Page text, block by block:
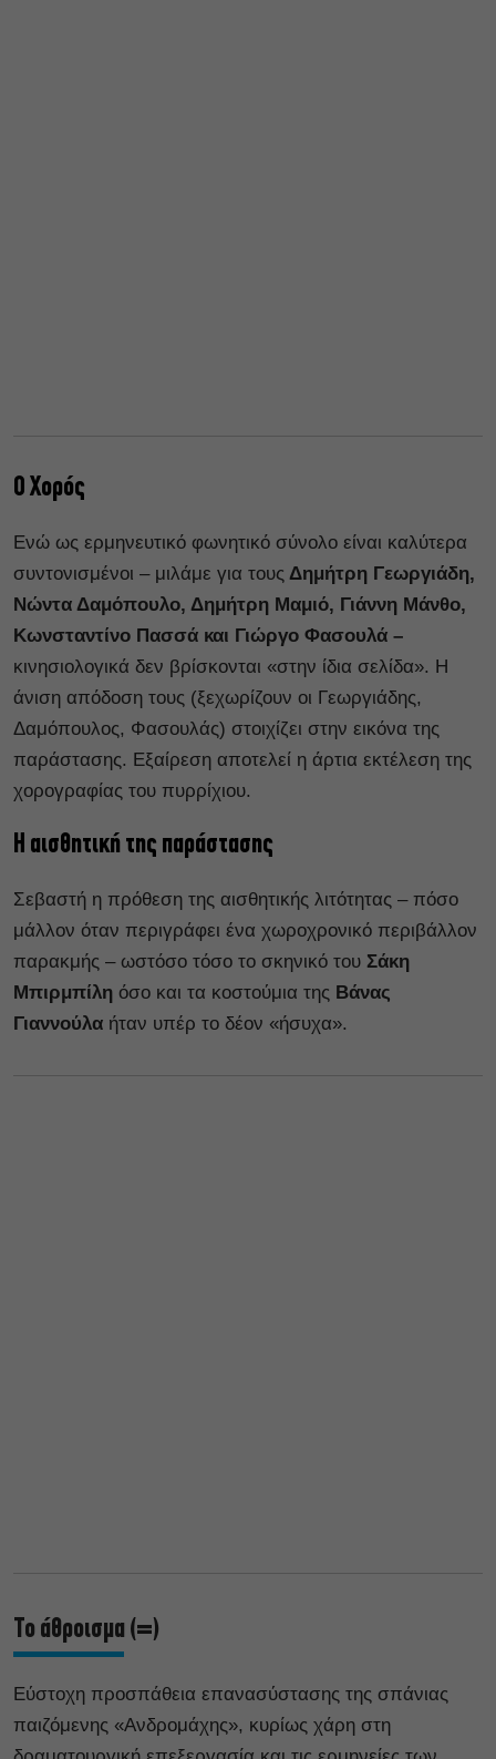
Ο Χορός
Ενώ ως ερμηνευτικό φωνητικό σύνολο είναι καλύτερα
συντονισμένοι – μιλάμε για τους Δημήτρη Γεωργιάδη,
Νώντα Δαμόπουλο, Δημήτρη Μαμιό, Γιάννη Μάνθο,
Κωνσταντίνο Πασσά και Γιώργο Φασουλά –
κινησιολογικά δεν βρίσκονται «στην ίδια σελίδα». Η
άνιση απόδοση τους (ξεχωρίζουν οι Γεωργιάδης,
Δαμόπουλος, Φασουλάς) στοιχίζει στην εικόνα της
παράστασης. Εξαίρεση αποτελεί η άρτια εκτέλεση της
χορογραφίας του πυρρίχιου.
Η αισθητική της παράστασης
Σεβαστή η πρόθεση της αισθητικής λιτότητας – πόσο
μάλλον όταν περιγράφει ένα χωροχρονικό περιβάλλον
παρακμής – ωστόσο τόσο το σκηνικό του Σάκη
Μπιρμπίλη όσο και τα κοστούμια της Βάνας
Γιαννούλα ήταν υπέρ το δέον «ήσυχα».
Το άθροισμα (=)
Εύστοχη προσπάθεια επανασύστασης της σπάνιας
παιζόμενης «Ανδρομάχης», κυρίως χάρη στη